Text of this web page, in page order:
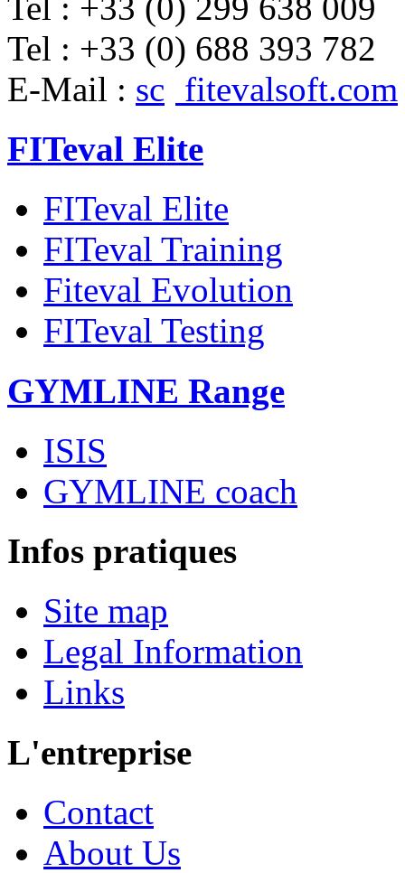
Tel : +33 (0) 688 393 782
E-Mail : sc fitevalsoft.com
FITeval Elite
FITeval Elite
FITeval Training
Fiteval Evolution
FITeval Testing
GYMLINE Range
ISIS
GYMLINE coach
Infos pratiques
Site map
Legal Information
Links
L'entreprise
Contact
About Us